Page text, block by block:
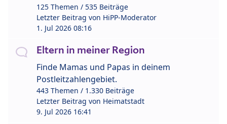
125 Themen / 535 Beiträge
Letzter Beitrag von HiPP-Moderator
1. Jul 2026 08:16
Eltern in meiner Region
Finde Mamas und Papas in deinem
Postleitzahlengebiet.
443 Themen / 1.330 Beiträge
Letzter Beitrag von Heimatstadt
9. Jul 2026 16:41